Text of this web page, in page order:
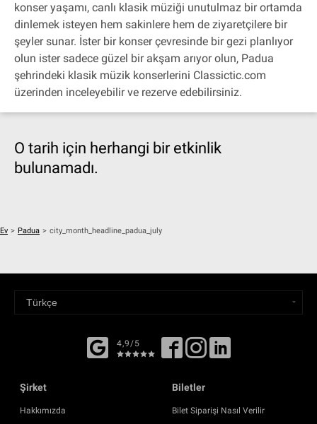
konser yaşamı, canlı klasik müziği unutulmaz bir ortamda
dinlemek isteyen hem sakinlere hem de ziyaretçilere bir
şeyler sunar. İster bir konser çevresinde bir gezi planlıyor
olun ister sadece güzel bir akşam arıyor olun, Padua
şehrindeki klasik müzik konserlerini Classictic.com
üzerinden inceleyebilir ve rezerve edebilirsiniz.
O tarih için herhangi bir etkinlik
bulunamadı.
Ev > Padua > city_month_headline_padua_july
4,9/5
Şirket
Hakkımızda
Biletler
Bilet Siparişi Nasıl Verilir